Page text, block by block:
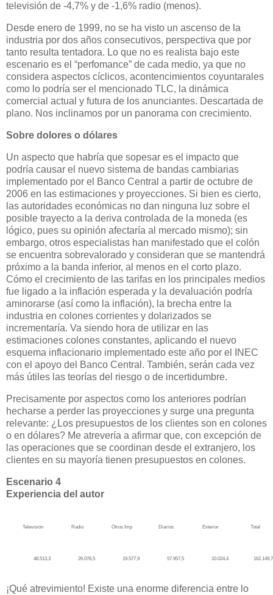
televisión de -4,7% y de -1,6% radio (menos).
Desde enero de 1999, no se ha visto un ascenso de la
industria por dos años consecutivos, perspectiva que por
tanto resulta tentadora. Lo que no es realista bajo este
escenario es el “perfomance” de cada medio, ya que no
considera aspectos cíclicos, acontencimientos coyuntarales
como lo podría ser el mencionado TLC, la dinámica
comercial actual y futura de los anunciantes. Descartada de
plano. Nos inclinamos por un panorama con crecimiento.
Sobre dolores o dólares
Un aspecto que habría que sopesar es el impacto que
podría causar el nuevo sistema de bandas cambiarias
implementado por el Banco Central a partir de octubre de
2006 en las estimaciones y proyecciones. Si bien es cierto,
las autoridades económicas no dan ninguna luz sobre el
posible trayecto a la deriva controlada de la moneda (es
lógico, pues su opinión afectaría al mercado mismo); sin
embargo, otros especialistas han manifestado que el colón
se encuentra sobrevalorado y consideran que se mantendrá
próximo a la banda inferior, al menos en el corto plazo.
Cómo el crecimiento de las tarifas en los principales medios
fue ligado a la inflación esperada y la devaluación podría
aminorarse (así como la inflación), la brecha entre la
industria en colones corrientes y dolarizados se
incrementaría. Va siendo hora de utilizar en las
estimaciones colones constantes, aplicando el nuevo
esquema inflacionario implementado este año por el INEC
con el apoyo del Banco Central. También, serán cada vez
más útiles las teorías del riesgo o de incertidumbre.
Precisamente por aspectos como los anteriores podrían
hecharse a perder las proyecciones y surge una pregunta
relevante: ¿Los presupuestos de los clientes son en colones
o en dólares? Me atrevería a afirmar que, con excepción de
las operaciones que se coordinan desde el extranjero, los
clientes en su mayoría tienen presupuestos en colones.
Escenario 4
Experiencia del autor
Televisión Radio Otros Imp Diarios Exterior Total
48.513,3 26.076,5 19.577,9 57.957,5 10.024,4 162.149,7
¡Qué atrevimiento! Existe una enorme diferencia entre lo